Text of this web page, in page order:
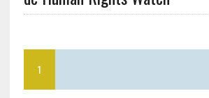
1